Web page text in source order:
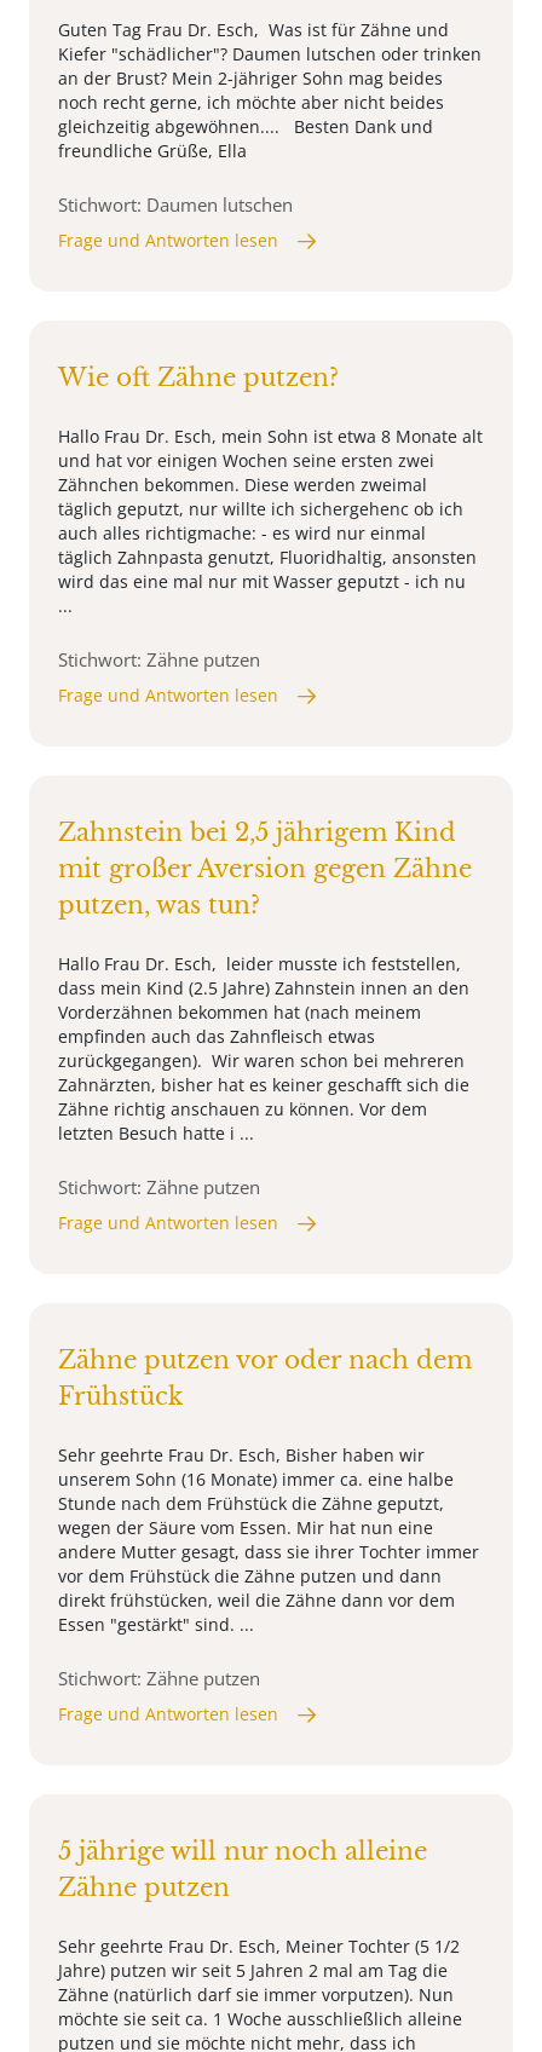
Guten Tag Frau Dr. Esch, Was ist für Zähne und
Kiefer "schädlicher"? Daumen lutschen oder trinken
an der Brust? Mein 2-jähriger Sohn mag beides
noch recht gerne, ich möchte aber nicht beides
gleichzeitig abgewöhnen.... Besten Dank und
freundliche Grüße, Ella
Stichwort: Daumen lutschen
Frage und Antworten lesen
Wie oft Zähne putzen?
Hallo Frau Dr. Esch, mein Sohn ist etwa 8 Monate alt
und hat vor einigen Wochen seine ersten zwei
Zähnchen bekommen. Diese werden zweimal
täglich geputzt, nur willte ich sichergehenc ob ich
auch alles richtigmache: - es wird nur einmal
täglich Zahnpasta genutzt, Fluoridhaltig, ansonsten
wird das eine mal nur mit Wasser geputzt - ich nu
...
Stichwort: Zähne putzen
Frage und Antworten lesen
Zahnstein bei 2,5 jährigem Kind
mit großer Aversion gegen Zähne
putzen, was tun?
Hallo Frau Dr. Esch, leider musste ich feststellen,
dass mein Kind (2.5 Jahre) Zahnstein innen an den
Vorderzähnen bekommen hat (nach meinem
empfinden auch das Zahnfleisch etwas
zurückgegangen). Wir waren schon bei mehreren
Zahnärzten, bisher hat es keiner geschafft sich die
Zähne richtig anschauen zu können. Vor dem
letzten Besuch hatte i ...
Stichwort: Zähne putzen
Frage und Antworten lesen
Zähne putzen vor oder nach dem
Frühstück
Sehr geehrte Frau Dr. Esch, Bisher haben wir
unserem Sohn (16 Monate) immer ca. eine halbe
Stunde nach dem Frühstück die Zähne geputzt,
wegen der Säure vom Essen. Mir hat nun eine
andere Mutter gesagt, dass sie ihrer Tochter immer
vor dem Frühstück die Zähne putzen und dann
direkt frühstücken, weil die Zähne dann vor dem
Essen "gestärkt" sind. ...
Stichwort: Zähne putzen
Frage und Antworten lesen
5 jährige will nur noch alleine
Zähne putzen
Sehr geehrte Frau Dr. Esch, Meiner Tochter (5 1/2
Jahre) putzen wir seit 5 Jahren 2 mal am Tag die
Zähne (natürlich darf sie immer vorputzen). Nun
möchte sie seit ca. 1 Woche ausschließlich alleine
putzen und sie möchte nicht mehr, dass ich